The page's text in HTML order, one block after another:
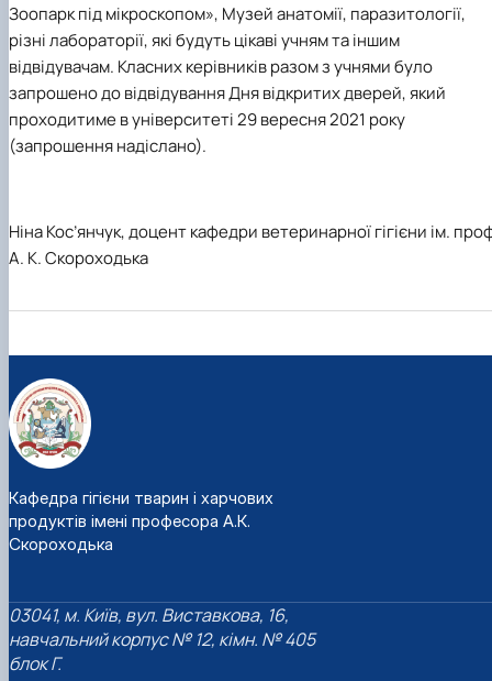
Зоопарк під мікроскопом», Музей анатомії, паразитології,
різні лабораторії, які будуть цікаві учням та іншим
відвідувачам. Класних керівників разом з учнями було
запрошено до відвідування Дня відкритих дверей, який
проходитиме в університеті 29 вересня 2021 року
(запрошення надіслано).
Ніна Кос’янчук, доцент кафедри ветеринарної гігієни ім.
А. К. Скороходька
Кафедра гігієни тварин і харчових
продуктів імені професора А.К.
Скороходька
03041, м. Київ, вул. Виставкова, 16,
навчальний корпус № 12, кімн. № 405
блок Г.